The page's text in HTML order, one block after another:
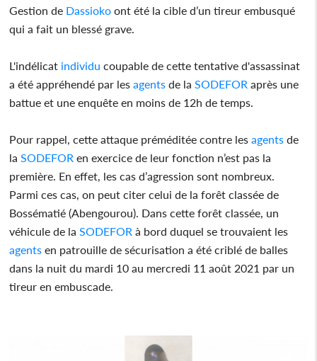
Gestion de Dassioko ont été la cible d’un tireur embusqué
qui a fait un blessé grave.
L'indélicat individu coupable de cette tentative d'assassinat
a été appréhendé par lesagents de laSODEFOR après une
battue et une enquête en moins de 12h de temps.
Pour rappel, cette attaque préméditée contre lesagents de
laSODEFOR en exercice de leur fonction n’est pas la
première. En effet, les cas d’agression sont nombreux.
Parmi ces cas, on peut citer celui de la forêt classée de
Bossématié (Abengourou). Dans cette forêt classée, un
véhicule de laSODEFOR à bord duquel se trouvaient les
agents en patrouille de sécurisation a été criblé de balles
dans la nuit du mardi 10 au mercredi 11 août 2021 par un
tireur en embuscade.